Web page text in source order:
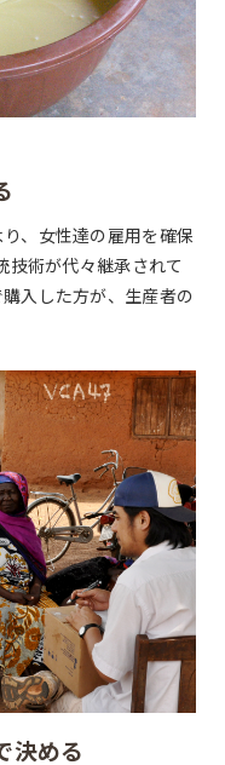
、女性達の雇用を確保
技術が代々継承されて
入した方が、生産者の
決める